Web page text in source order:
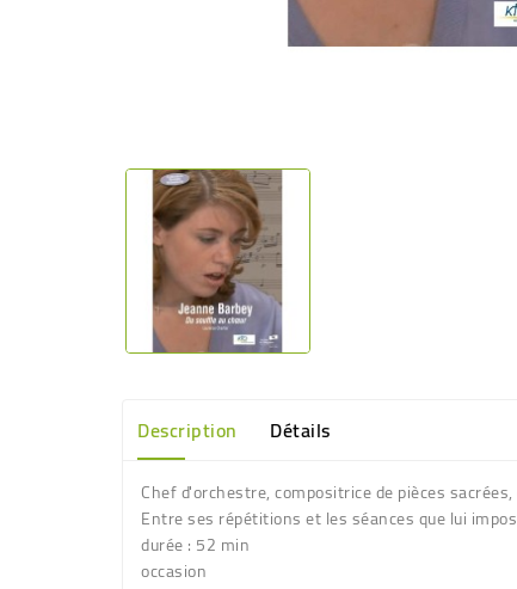
Description Détails
Chef d'orchestre, compositrice de pièces
Entre ses répétitions et les séances que lui
durée : 52 min
occasion